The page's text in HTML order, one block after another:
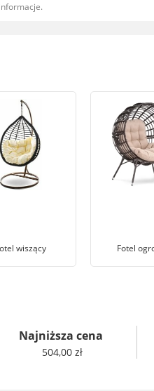
wiszący Fotel
Najniższa cena
504,00 zł